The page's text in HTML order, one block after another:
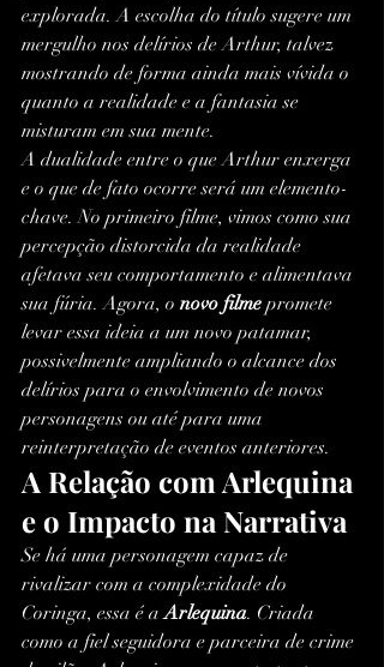
explorada. A escolha do título sugere um
mergulho nos delírios de Arthur, talvez
mostrando de forma ainda mais vívida o
quanto a realidade e a fantasia se
misturam em sua mente.
A dualidade entre o que Arthur enxerga
e o que de fato ocorre será um elemento-
chave. No primeiro filme, vimos como sua
percepção distorcida da realidade
afetava seu comportamento e alimentava
sua fúria. Agora, o novo filme promete
levar essa ideia a um novo patamar,
possivelmente ampliando o alcance dos
delírios para o envolvimento de novos
personagens ou até para uma
reinterpretação de eventos anteriores.
A Relação com Arlequina
e o Impacto na Narrativa
Se há uma personagem capaz de
rivalizar com a complexidade do
Coringa, essa é a Arlequina. Criada
como a fiel seguidora e parceira de crime